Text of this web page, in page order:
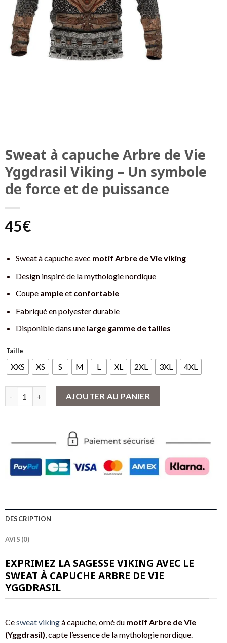
Sweat à capuche Arbre de Vie
Yggdrasil Viking – Un symbole
de force et de puissance
45€
Sweat à capuche avec motif Arbre de Vie viking
Design inspiré de la mythologie nordique
Coupe ampleet confortable
Fabriqué en polyester durable
Disponible dans une large gamme de tailles
Taille
XXS XS S M L XL 2XL 3XL 4XL
AJOUTER AU PANIER
DESCRIPTION
AVIS (0)
EXPRIMEZ LA SAGESSE VIKING AVEC LE
SWEAT À CAPUCHE ARBRE DE VIE
YGGDRASIL
Cesweat vikingà capuche, orné du motif Arbre de Vie
(Yggdrasil), capte l’essence de la mythologie nordique.